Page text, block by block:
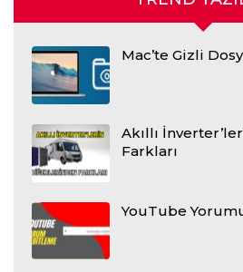
Mac’te Gizli
Akıllı
Farkları
YouTube